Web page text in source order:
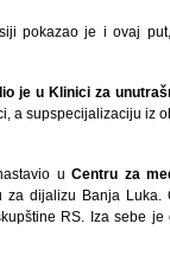
pokazao je i ovaj
je u Klinici za
a supspecijalizaciju iz
uCentru za
za dijalizu Banja
RS. Iza sebe je